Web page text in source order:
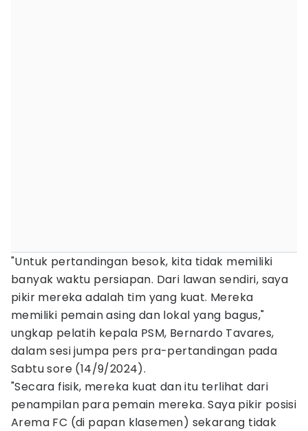
"Untuk pertandingan besok, kita tidak memiliki
banyak waktu persiapan. Dari lawan sendiri, saya
pikir mereka adalah tim yang kuat. Mereka
memiliki pemain asing dan lokal yang bagus,"
ungkap pelatih kepala PSM, Bernardo Tavares,
dalam sesi jumpa pers pra-pertandingan pada
Sabtu sore (14/9/2024).
"Secara fisik, mereka kuat dan itu terlihat dari
penampilan para pemain mereka. Saya pikir posisi
Arema FC (di papan klasemen) sekarang tidak